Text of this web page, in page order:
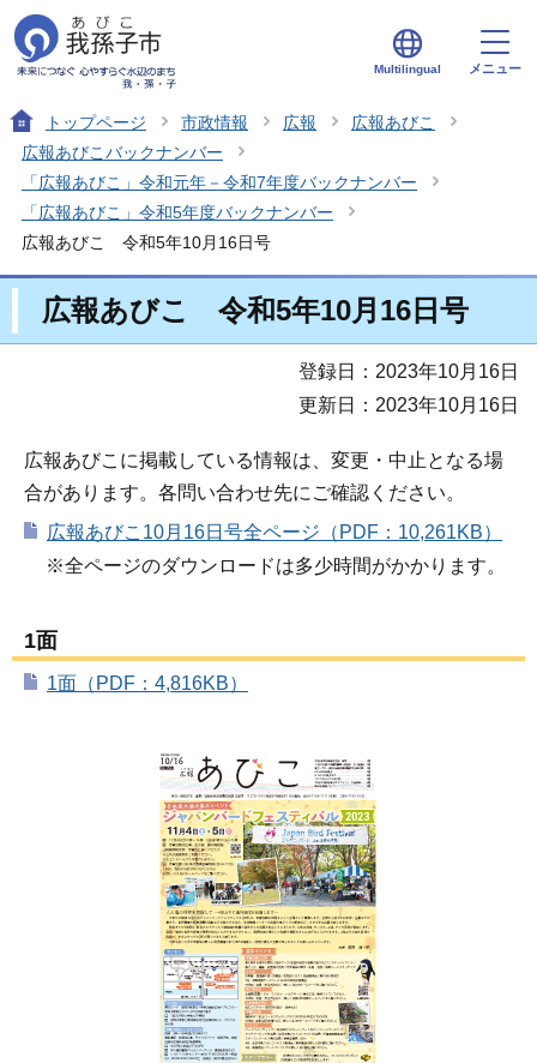
Multilingual メニュー
トップページ 市政情報 広報
広報あびこ
広報あびこバックナンバー
「広報あびこ」令和元年－令和7年度バックナンバー
「広報あびこ」令和5年度バックナンバー
広報あびこ 令和5年10月16日号
広報あびこ 令和5年10月16日号
登録日：2023年10月16日
更新日：2023年10月16日
広報あびこに掲載している情報は、変更・中止となる場
合があります。各問い合わせ先にご確認ください。
広報あびこ10月16日号全ページ（PDF：10,261KB）
※全ページのダウンロードは多少時間がかかります。
1面
1面（PDF：4,816KB）